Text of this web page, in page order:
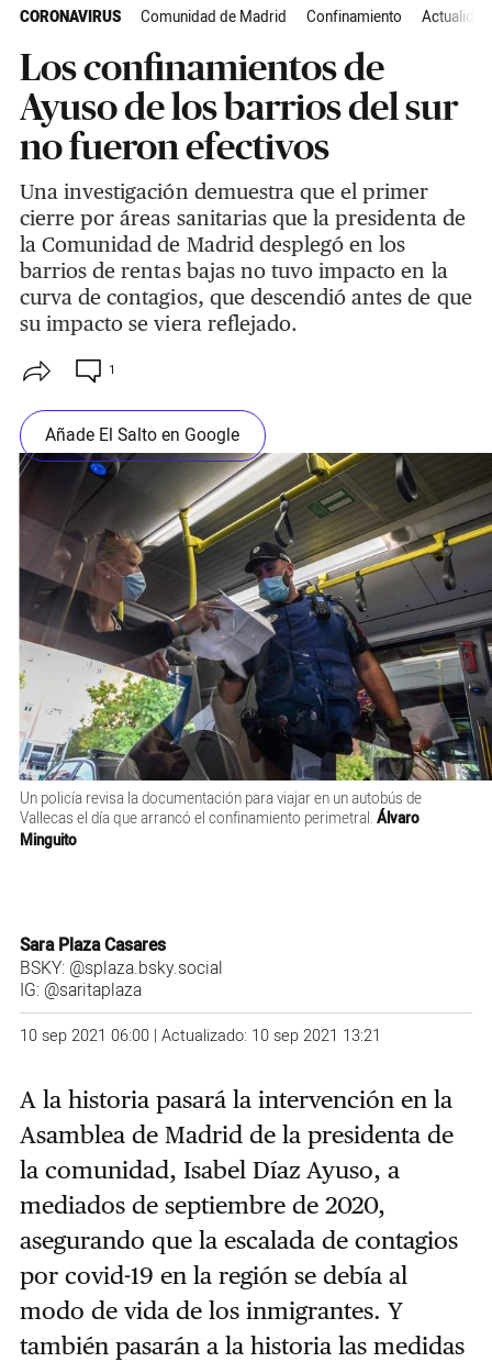
CORONAVIRUS Comunidad de Madrid Confinamiento Actualidad
Los confinamientos de
Ayuso de los barrios del sur
no fueron efectivos
Una investigación demuestra que el primer
cierre por áreas sanitarias que la presidenta de
la Comunidad de Madrid desplegó en los
barrios de rentas bajas no tuvo impacto en la
curva de contagios, que descendió antes de que
su impacto se viera reflejado.
1
Añade El Salto en Google
Un policía revisa la documentación para viajar en un autobús de
Vallecas el día que arrancó el confinamiento perimetral. Álvaro
Minguito
Sara Plaza Casares
BSKY: @splaza.bsky.social
IG: @saritaplaza
10 sep 2021 06:00 | Actualizado: 10 sep 2021 13:21
A la historia pasará la intervención en la
Asamblea de Madrid de la presidenta de
la comunidad, Isabel Díaz Ayuso, a
mediados de septiembre de 2020,
asegurando que la escalada de contagios
por covid-19 en la región se debía al
modo de vida de los inmigrantes. Y
también pasarán a la historia las medidas